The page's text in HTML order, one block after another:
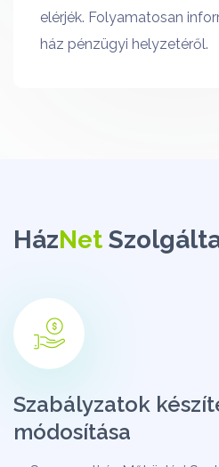
elérjék. Folyamatosan
ház pénzügyi helyzetéről.
HázNet
Szabályzatok
módosítása